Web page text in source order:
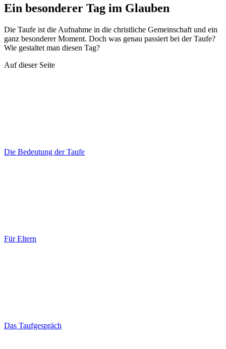
Ein besonderer Tag im Glauben
Die Taufe ist die Aufnahme in die christliche Gemeinschaft und ein
ganz besonderer Moment. Doch was genau passiert bei der Taufe?
Wie gestaltet man diesen Tag?
Auf dieser Seite
Die Bedeutung der Taufe
Für Eltern
Das Taufgespräch